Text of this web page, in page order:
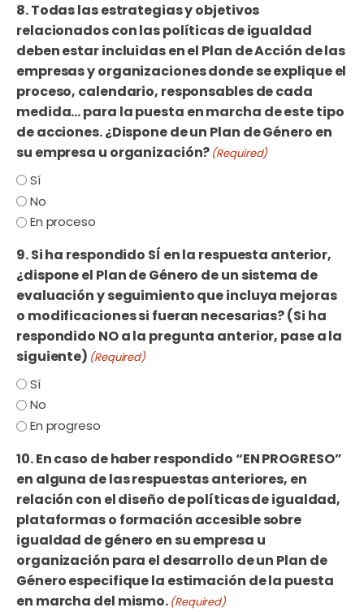
8. Todas las estrategias y objetivos
relacionados con las políticas de igualdad
deben estar incluidas en el Plan de Acción de las
empresas y organizaciones donde se explique el
proceso, calendario, responsables de cada
medida… para la puesta en marcha de este tipo
de acciones. ¿Dispone de un Plan de Género en
su empresa u organización? (Required)
Sí
No
En proceso
9. Si ha respondido SÍ en la respuesta anterior,
¿dispone el Plan de Género de un sistema de
evaluación y seguimiento que incluya mejoras
o modificaciones si fueran necesarias? (Si ha
respondido NO a la pregunta anterior, pase a la
siguiente) (Required)
Sí
No
En progreso
10. En caso de haber respondido “EN PROGRESO”
en alguna de las respuestas anteriores, en
relación con el diseño de políticas de igualdad,
plataformas o formación accesible sobre
igualdad de género en su empresa u
organización para el desarrollo de un Plan de
Género especifique la estimación de la puesta
en marcha del mismo. (Required)